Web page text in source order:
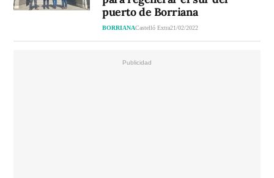
puerto de Borriana
BORRIANACastelló Extra21/02/2022